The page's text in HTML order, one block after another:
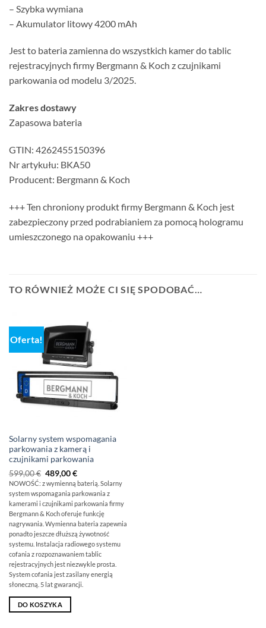
– Szybka wymiana
– Akumulator litowy 4200 mAh
Jest to bateria zamienna do wszystkich kamer do tablic
rejestracyjnych firmy Bergmann & Koch z czujnikami
parkowania od modelu 3/2025.
Zakres dostawy
Zapasowa bateria
GTIN: 4262455150396
Nr artykułu: BKA50
Producent: Bergmann & Koch
+++ Ten chroniony produkt firmy Bergmann & Koch jest
zabezpieczony przed podrabianiem za pomocą hologramu
umieszczonego na opakowaniu +++
TO RÓWNIEŻ MOŻE CI SIĘ SPODOBAĆ…
Oferta!
Solarny system wspomagania
parkowania z kamerą i
czujnikami parkowania
599,00€ Pierwotna
cena
wynosiła:
599,00
€
489,00€Obecna
cena
wynosi:
489,00
€.
NOWOŚĆ: z wymienną baterią. Solarny
system wspomagania parkowania z
kamerami i czujnikami parkowania firmy
Bergmann & Koch oferuje funkcję
nagrywania. Wymienna bateria zapewnia
ponadto jeszcze dłuższą żywotność
systemu. Instalacja radiowego systemu
cofania z rozpoznawaniem tablic
rejestracyjnych jest niezwykle prosta.
System cofania jest zasilany energią
słoneczną. 5 lat gwarancji.
DO KOSZYKA